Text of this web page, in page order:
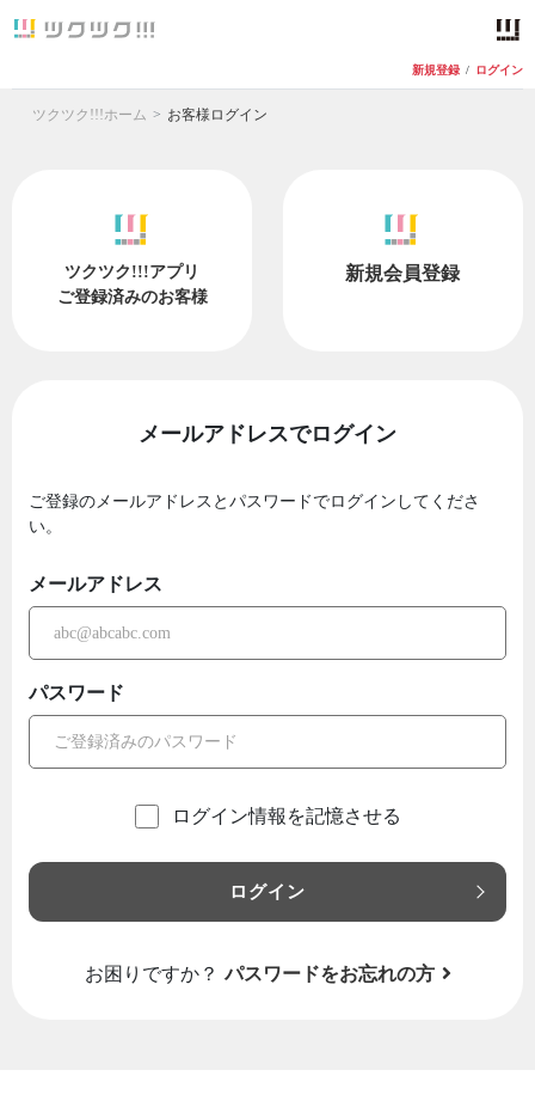
新規登録 / ログイン
ツクツク!!!ホーム お客様ログイン
ツクツク!!!アプリ
ご登録済みのお客様
新規会員登録
メールアドレスでログイン
ご登録のメールアドレスとパスワードでログインしてくださ
い。
メールアドレス
パスワード
ログイン情報を記憶させる
ログイン
お困りですか？ パスワードをお忘れの方